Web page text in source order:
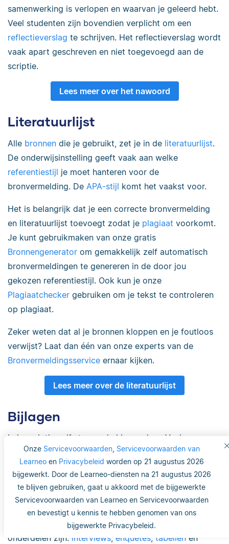
Onze Servicevoorwaarden, Servicevoorwaarden van
Learneoen Privacybeleid worden op 21 augustus 2026
bijgewerkt. Door de Learneo-diensten na 21 augustus 2026
te blijven gebruiken, gaat u akkoord met de bijgewerkte
Servicevoorwaarden van Learneo en Servicevoorwaarden
en bevestigt u kennis te hebben genomen van ons
bijgewerkte Privacybeleid.
samenwerking is verlopen en waarvan je geleerd hebt.
Veel studenten zijn bovendien verplicht om een
reflectieverslag te schrijven. Het reflectieverslag wordt
vaak apart geschreven en niet toegevoegd aan de
scriptie.
Lees meer over het nawoord
Literatuurlijst
Alle bronnen die je gebruikt, zet je in de literatuurlijst.
De onderwijsinstelling geeft vaak aan welke
referentiestijl je moet hanteren voor de
bronvermelding. De APA-stijl komt het vaakst voor.
Het is belangrijk dat je een correcte bronvermelding
en literatuurlijst toevoegt zodat je plagiaat voorkomt.
Je kunt gebruikmaken van onze gratis
Bronnengenerator om gemakkelijk zelf automatisch
bronvermeldingen te genereren in de door jou
gekozen referentiestijl. Ook kun je onze
Plagiaatchecker gebruiken om je tekst te controleren
op plagiaat.
Zeker weten dat al je bronnen kloppen en je foutloos
verwijst? Laat dan één van onze experts van de
Bronvermeldingsservice ernaar kijken.
Lees meer over de literatuurlijst
Bijlagen
In je scriptie zelf staan enkel kernzaken. Veel
documenten die je wel gebruikt hebt, maar niet direct
in je scriptie hoeven te staan, voeg je toe alsbijlage
Indien documenten bijdragen aan jouw onderzoek
moet je ze opnemen in de bijlage, zodat lezers kunnen
controleren hoe je onderzoek is uitgevoerd en waar
het op is gebaseerd. Veel voorkomende bijlage-
onderdelen zijn: interviews, enquêtes, tabellen en